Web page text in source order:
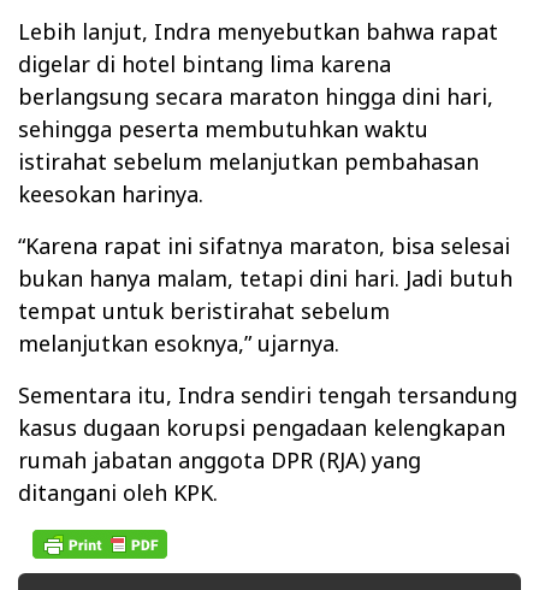
Lebih lanjut, Indra menyebutkan bahwa rapat
digelar di hotel bintang lima karena
berlangsung secara maraton hingga dini hari,
sehingga peserta membutuhkan waktu
istirahat sebelum melanjutkan pembahasan
keesokan harinya.
“Karena rapat ini sifatnya maraton, bisa selesai
bukan hanya malam, tetapi dini hari. Jadi butuh
tempat untuk beristirahat sebelum
melanjutkan esoknya,” ujarnya.
Sementara itu, Indra sendiri tengah tersandung
kasus dugaan korupsi pengadaan kelengkapan
rumah jabatan anggota DPR (RJA) yang
ditangani oleh KPK.